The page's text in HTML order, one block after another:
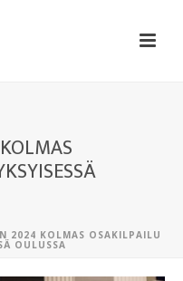
2024 KOLMAS OSAKILPAILU
OULUSSA